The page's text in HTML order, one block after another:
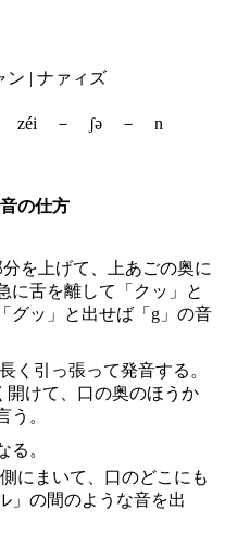
ン | ナァィズ
zéi － ʃə － n
の仕方
分を上げて、上あごの奥に
に舌を離して「クッ」と
グッ」と出せば「g」の音
く引っ張って発音する。
開けて、口の奥のほうか
う。
る。
にまいて、口のどこにも
」の間のような音を出